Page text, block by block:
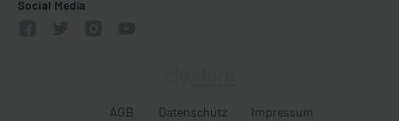
Social Media
AGB Datenschutz Impressum